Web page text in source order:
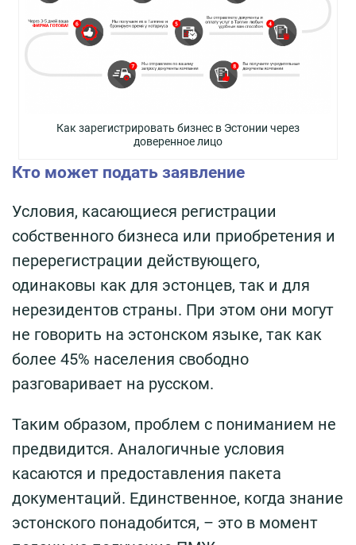
Как зарегистрировать бизнес в Эстонии через
доверенное лицо
Кто может подать заявление
Условия, касающиеся регистрации
собственного бизнеса или приобретения и
перерегистрации действующего,
одинаковы как для эстонцев, так и для
нерезидентов страны. При этом они могут
не говорить на эстонском языке, так как
более 45% населения свободно
разговаривает на русском.
Таким образом, проблем с пониманием не
предвидится. Аналогичные условия
касаются и предоставления пакета
документаций. Единственное, когда знание
эстонского понадобится, – это в момент